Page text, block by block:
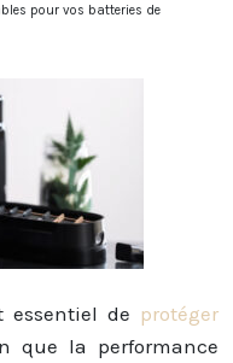
pour vos batteries de
essentiel de protéger
que la performance